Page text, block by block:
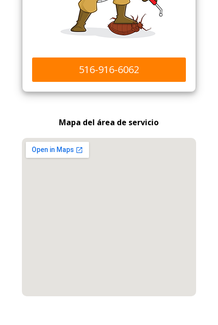
516-916-6062
Mapa del área de servicio